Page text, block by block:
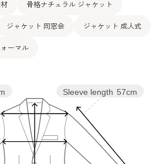
骨格ナチュラル ジャケット
ジャケット 同窓会 ジャケット 成人式
ーマル
Sleeve length 57cm